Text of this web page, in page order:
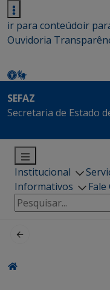
ir para conteúdoir
Ouvidoria
SEFAZ
Secretaria de Estado
Institucional
Informativos
Fale
Pesquisar
por: